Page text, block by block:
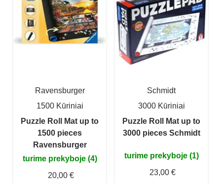
Ravensburger
1500 Kūriniai
Puzzle Roll Mat up to
1500 pieces
Ravensburger
turime prekyboje (4)
20,00 €
Schmidt
3000 Kūriniai
Puzzle Roll Mat up to
3000 pieces Schmidt
turime prekyboje (1)
23,00 €